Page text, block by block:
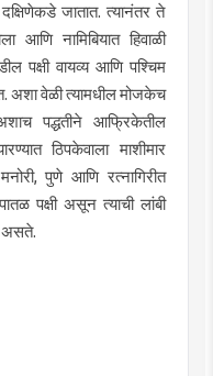
जातात. त्यानंतर ते
आणि नामिबियात हिवाळी
पक्षी वायव्य आणि पश्चिम
अशा वेळी त्यामधील मोजकेच
पद्धतीने आफ्रिकेतील
ठिपकेवाला माशीमार
पुणे आणि रत्नागिरीत
पक्षी असून त्याची लांबी
असते.